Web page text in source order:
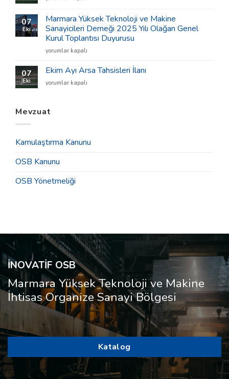
Arsa
Tahsisleri
İlanı
için
07
Eki
Marmara Yüksek Teknoloji ve Makine
Sanayicileri Derneği 2025 Yılı Olağan Genel
Kurul Toplantısı Duyurusu
Marmara
Teknoloji
Makine
2025
Kurul
Duyurusu
yorumlar kapalı
07
Eki
Ekim Ayı Arsa Tahsisleri İlanı
Ekim
Tahsisleri
İlanı
yorumlar kapalı
Mevzuat
Kamulaştırma Kanunu
OSB Kanunu
OSB Yönetmeliği
İNOVATİF OSB
Marmara Yüksek Teknoloji ve Makine
İhtisas Organize Sanayi Bölgesi
Katalog